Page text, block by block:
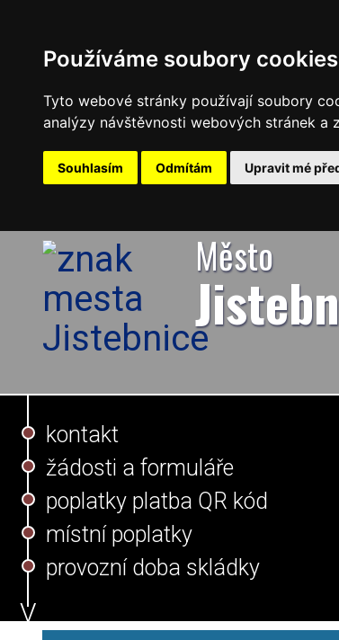
Používáme soubory cookies
Tyto webové stránky používají soubory
analýzy návštěvnosti webových stránek a
Souhlasím Odmítám Upravit mé
Město
kontakt
žádosti a formuláře
poplatky platba QR kód
místní poplatky
provozní doba skládky